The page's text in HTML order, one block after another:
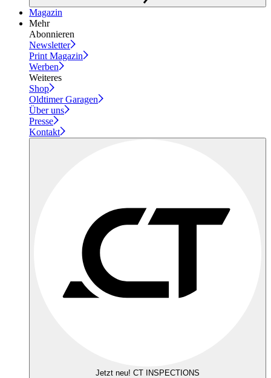
Magazin
Mehr
Abonnieren
Newsletter
Print Magazin
Werben
Weiteres
Shop
Oldtimer Garagen
Über uns
Presse
Kontakt
Jetzt neu! CT INSPECTIONS